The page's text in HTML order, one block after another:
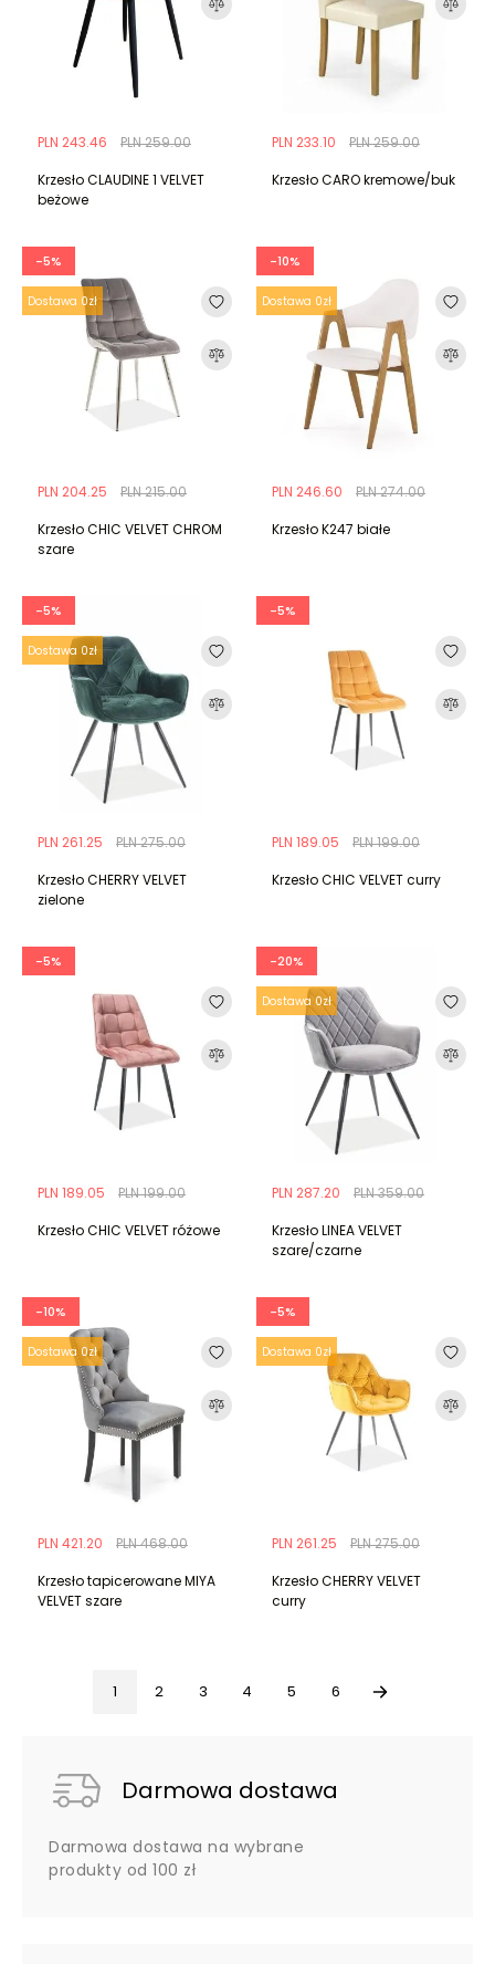
PLN 259.00
PLN 243.46
Krzesło CLAUDINE 1 VELVET
beżowe
PLN 259.00
PLN 233.10
Krzesło CARO kremowe/buk
-5%
Dostawa 0zł
PLN 215.00
PLN 204.25
Krzesło CHIC VELVET CHROM
szare
-10%
Dostawa 0zł
PLN 274.00
PLN 246.60
Krzesło K247 białe
-5%
Dostawa 0zł
PLN 275.00
PLN 261.25
Krzesło CHERRY VELVET
zielone
-5%
PLN 199.00
PLN 189.05
Krzesło CHIC VELVET curry
-5%
PLN 199.00
PLN 189.05
Krzesło CHIC VELVET różowe
-20%
Dostawa 0zł
PLN 359.00
PLN 287.20
Krzesło LINEA VELVET
szare/czarne
-10%
Dostawa 0zł
PLN 468.00
PLN 421.20
Krzesło tapicerowane MIYA
VELVET szare
-5%
Dostawa 0zł
PLN 275.00
PLN 261.25
Krzesło CHERRY VELVET
curry
1 2 3 4 5 6
Darmowa dostawa
Darmowa dostawa na wybrane
produkty od 100 zł